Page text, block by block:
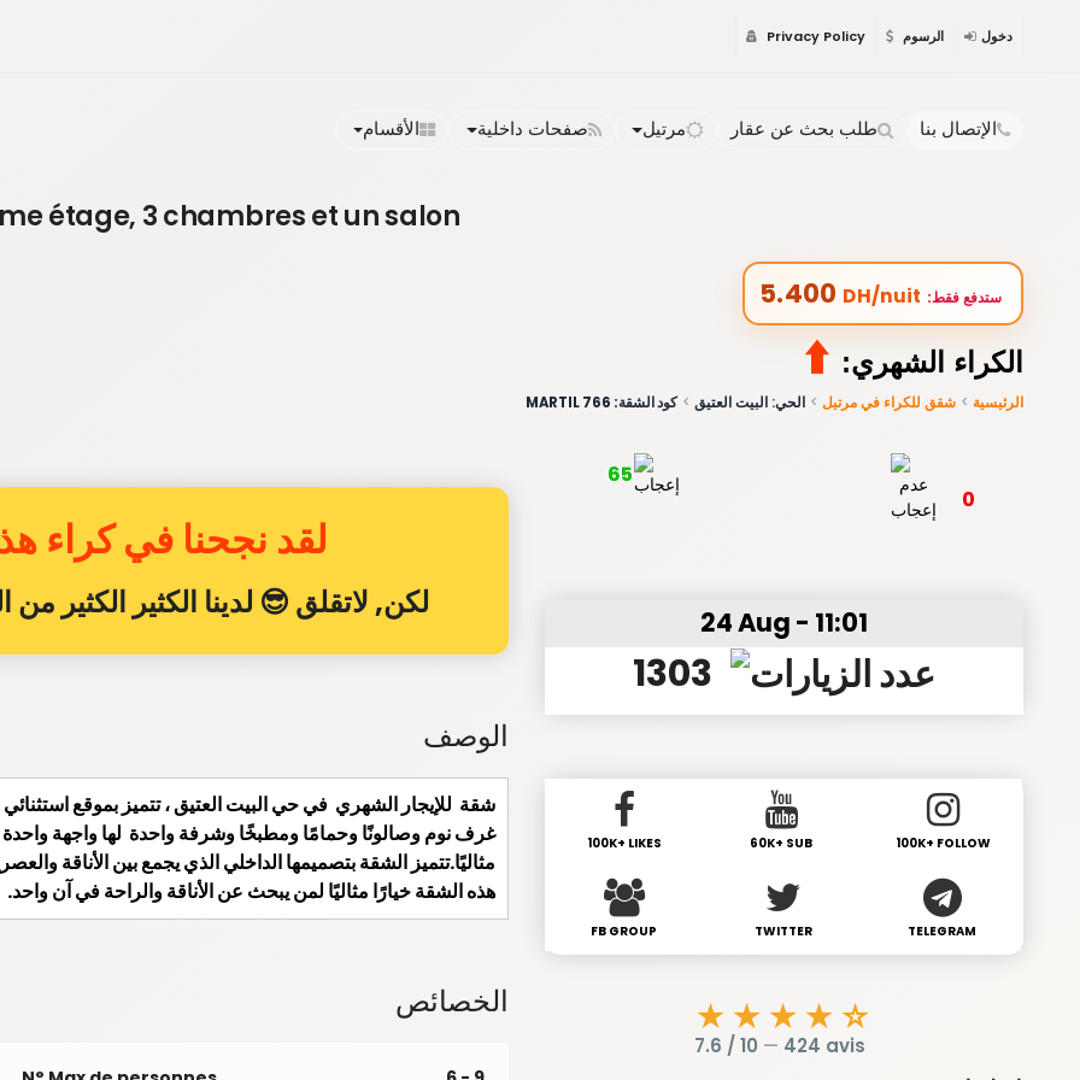
Privacy Policy الرسوم دخول
الإتصال بنا طلب بحث عن عقار مرتيل صفحات داخلية الأقسام
étage, 3 chambres et un salon
5.400 DH/nuit :ستدفع فقط
⬆️ :الكراء الشهري
الرئيسية شقق للكراء في مرتيل الحي: البيت العتيق كود الشقة: 766 MARTIL
لقد نجحنا في كراء
لكن, لاتقلق 😎 لدينا الكثير الكثير
الوصف
غرف نوم وصالونًا وحمامًا ومطبخًا وشرفة واحدة لها واجهة
مثاليًا.تتميز الشقة بتصميمها الداخلي الذي يجمع بين الأناقة
هذه الشقة خيارًا مثاليًا لمن يبحث عن الأناقة والراحة في آن واحد.
الخصائص
65
0
24 Aug - 11:01
1303
100K+ LIKES 60K+ SUB 100K+ FOLLOW
FB GROUP TWITTER TELEGRAM
★★★★☆
7.6 / 10 — 424 avis